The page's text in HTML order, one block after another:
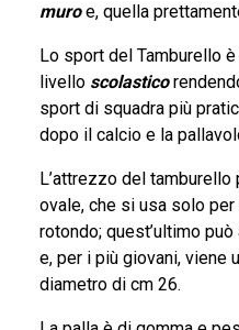
TAMBEACH
NEWS
DOCUMENTI
GIUSTIZIA SPORTIVA
muroe, quella
Lo sport del Tamburello
livello scolastico
sport di squadra più
dopo il calcio e la
L’attrezzo del
ovale, che si usa solo
rotondo; quest’ultimo
e, per i più giovani, viene
diametro di cm 26.